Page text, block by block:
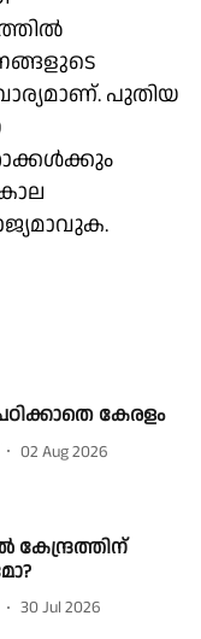
പുതിയ
കേരളം
02 Aug 2026
കേന്ദ്രത്തിന്
30 Jul 2026